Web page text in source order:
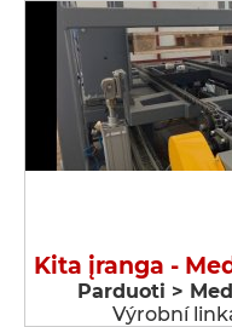
Kita įranga -
Parduoti >
Výrobní